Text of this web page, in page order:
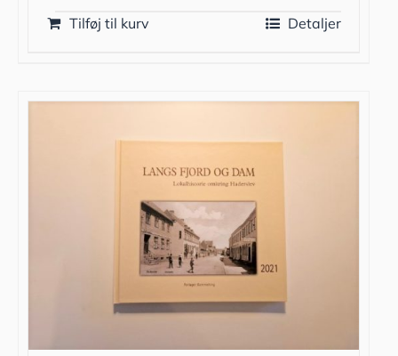
Tilføj til kurv Detaljer